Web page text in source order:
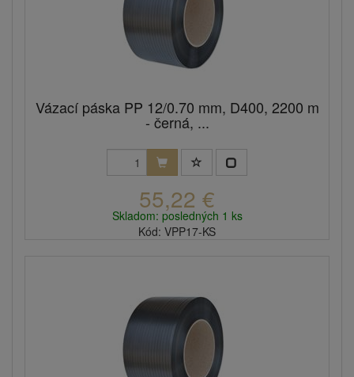
Vázací páska PP 12/0.70 mm, D400, 2200 m
- černá, ...
55,22 €
Skladom: posledných 1 ks
Kód: VPP17-KS